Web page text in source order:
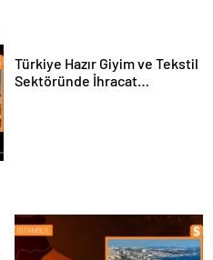
Türkiye Hazır Giyim ve Tekstil
Sektöründe İhracat